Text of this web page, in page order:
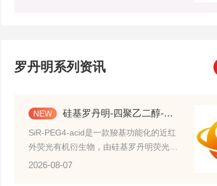
罗丹明系列资讯
硅基罗丹明-四聚乙二醇-羧基 SiR-PEG4-acid的理化特性
SiR-PEG4-acid是一款羧基功能化的近红
外荧光有机衍生物，由硅基罗丹明荧光母
核、四聚乙二醇柔性连接链与末端羧基官
2026-08-07